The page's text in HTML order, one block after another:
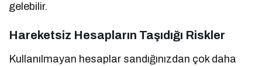
gelebilir.
Hareketsiz Hesapların Taşıdığı Riskler
Kullanılmayan hesaplar sandığınızdan çok daha